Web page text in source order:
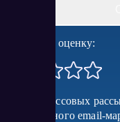
Поставить оценку:
Сервис массовых
эффективного email-